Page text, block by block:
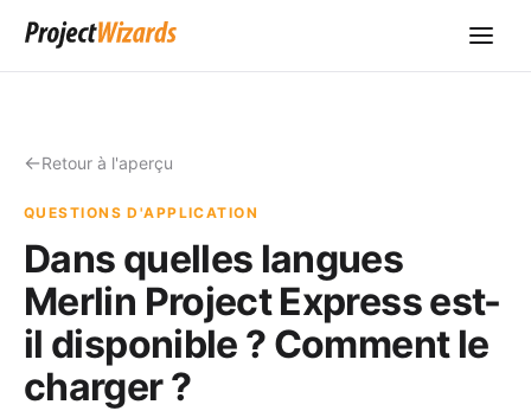
Retour à l'aperçu
QUESTIONS D'APPLICATION
Dans quelles langues
Merlin Project Express est-
il disponible ? Comment le
charger ?